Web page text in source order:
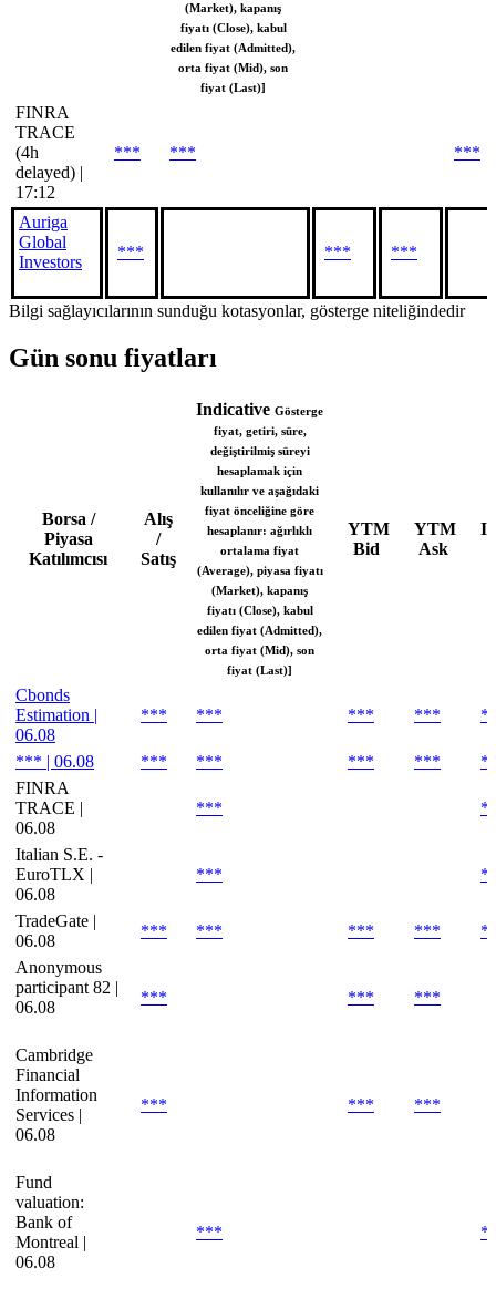
(Market), kapanış
fiyatı (Close), kabul
edilen fiyat (Admitted),
orta fiyat (Mid), son
fiyat (Last)]
FINRA
TRACE
(4h
delayed) |
17:12
*** *** ***
Auriga
Global
Investors
*** *** ***
Bilgi sağlayıcılarının sunduğu kotasyonlar, gösterge niteliğindedir
Gün sonu fiyatları
Borsa /
Piyasa
Katılımcısı
Alış
/
Satış
Indicative Gösterge
fiyat, getiri, süre,
değiştirilmiş süreyi
hesaplamak için
kullanılır ve aşağıdaki
fiyat önceliğine göre
hesaplanır: ağırlıklı
ortalama fiyat
(Average), piyasa fiyatı
(Market), kapanış
fiyatı (Close), kabul
edilen fiyat (Admitted),
orta fiyat (Mid), son
fiyat (Last)]
YTM
Bid
YTM
Ask
Cbonds
Estimation |
06.08
*** *** *** ***
*** | 06.08 *** *** *** ***
FINRA
TRACE |
06.08
***
Italian S.E. -
EuroTLX |
06.08
***
TradeGate |
06.08
*** *** *** ***
Anonymous
participant 82 |
06.08
*** *** ***
Cambridge
Financial
Information
Services |
06.08
*** *** ***
Fund
valuation:
Bank of
Montreal |
06.08
***